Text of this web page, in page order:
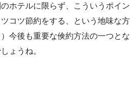
ホテルに限らず、こういうポイン
コツ節約をする、という地味な方
今後も重要な倹約方法の一つとな
ょうね。